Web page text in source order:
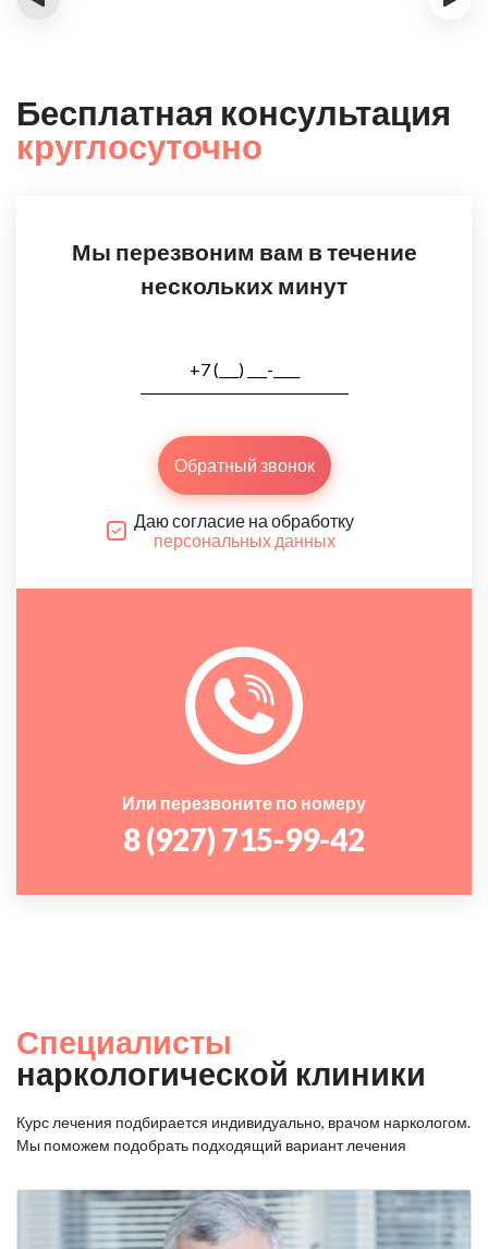
Бесплатная консультация
круглосуточно
Мы перезвоним вам в течение
нескольких минут
Обратный звонок
Даю согласие на обработку
персональных данных
Или перезвоните по номеру
8 (927) 715-99-42
Специалисты
наркологической клиники
Курс лечения подбирается индивидуально, врачом наркологом.
Мы поможем подобрать подходящий вариант лечения